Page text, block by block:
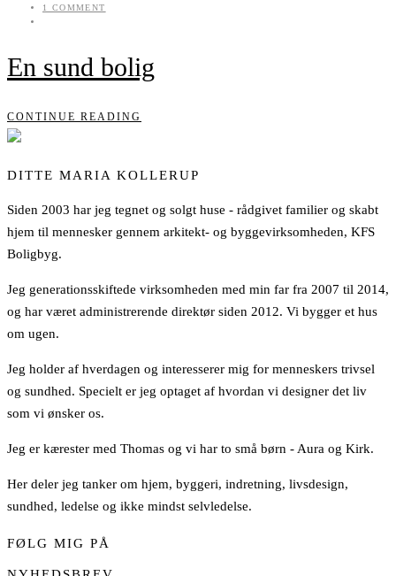
1 COMMENT
En sund bolig
CONTINUE READING
DITTE MARIA KOLLERUP
Siden 2003 har jeg tegnet og solgt huse - rådgivet familier og skabt
hjem til mennesker gennem arkitekt- og byggevirksomheden, KFS
Boligbyg.
Jeg generationsskiftede virksomheden med min far fra 2007 til 2014,
og har været administrerende direktør siden 2012. Vi bygger et hus
om ugen.
Jeg holder af hverdagen og interesserer mig for menneskers trivsel
og sundhed. Specielt er jeg optaget af hvordan vi designer det liv
som vi ønsker os.
Jeg er kærester med Thomas og vi har to små børn - Aura og Kirk.
Her deler jeg tanker om hjem, byggeri, indretning, livsdesign,
sundhed, ledelse og ikke mindst selvledelse.
FØLG MIG PÅ